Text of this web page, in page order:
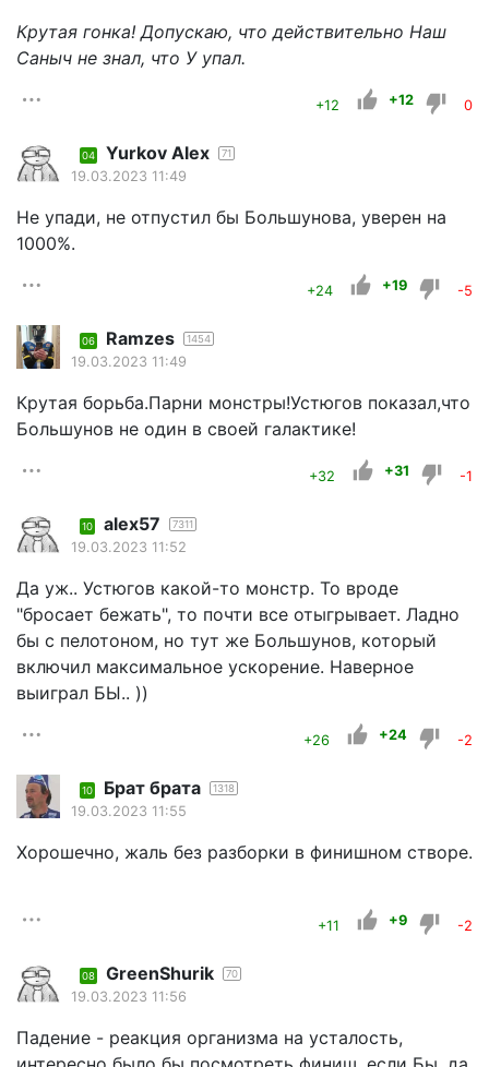
Крутая гонка! Допускаю, что действительно Наш
Саныч не знал, что У упал.
+12 +12 0
04 Yurkov Alex 71
19.03.2023 11:49
Не упади, не отпустил бы Большунова, уверен на
1000%.
+24 +19 -5
06 Ramzes 1454
19.03.2023 11:49
Крутая борьба.Парни монстры!Устюгов показал,что
Большунов не один в своей галактике!
+32 +31 -1
10 alex57 7311
19.03.2023 11:52
Да уж.. Устюгов какой-то монстр. То вроде
"бросает бежать", то почти все отыгрывает. Ладно
бы с пелотоном, но тут же Большунов, который
включил максимальное ускорение. Наверное
выиграл БЫ.. ))
+26 +24 -2
10 Брат брата 1318
19.03.2023 11:55
Хорошечно, жаль без разборки в финишном створе.
+11 +9 -2
08 GreenShurik 70
19.03.2023 11:56
Падение - реакция организма на усталость,